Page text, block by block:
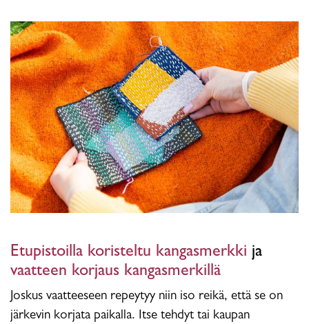
Etupistoilla koristeltu kangasmerkki ja
vaatteen korjaus kangasmerkillä
Joskus vaatteeseen repeytyy niin iso reikä, että se on
järkevin korjata paikalla. Itse tehdyt tai kaupan